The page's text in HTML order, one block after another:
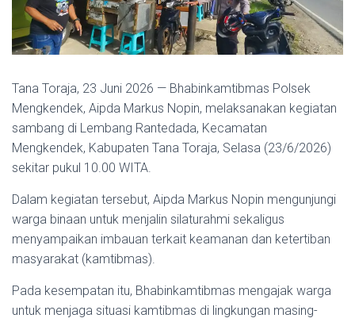
Tana Toraja, 23 Juni 2026 — Bhabinkamtibmas Polsek
Mengkendek, Aipda Markus Nopin, melaksanakan kegiatan
sambang di Lembang Rantedada, Kecamatan
Mengkendek, Kabupaten Tana Toraja, Selasa (23/6/2026)
sekitar pukul 10.00 WITA.
Dalam kegiatan tersebut, Aipda Markus Nopin mengunjungi
warga binaan untuk menjalin silaturahmi sekaligus
menyampaikan imbauan terkait keamanan dan ketertiban
masyarakat (kamtibmas).
Pada kesempatan itu, Bhabinkamtibmas mengajak warga
untuk menjaga situasi kamtibmas di lingkungan masing-